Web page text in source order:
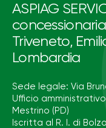
ASPIAG
Triveneto,
Lombardia
Sede legale: Via
Ufficio
Mestrino (PD)
Iscritta al R. I. di